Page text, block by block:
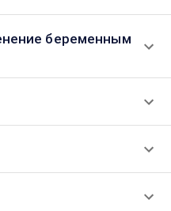
беременным